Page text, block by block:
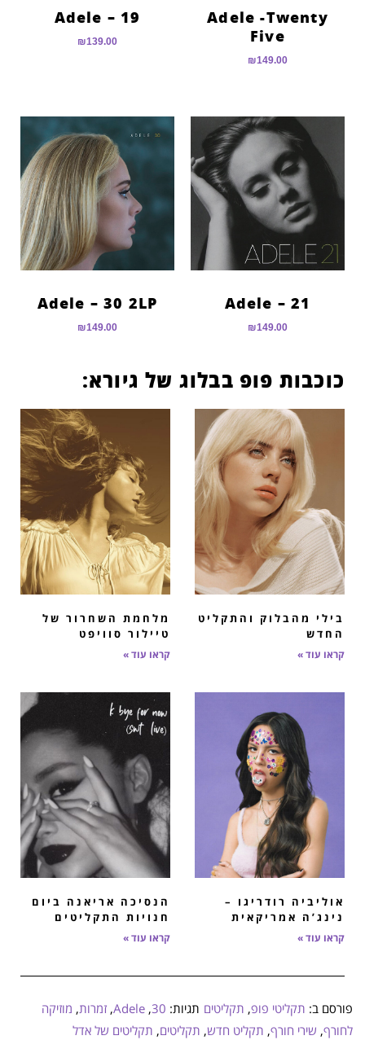
Adele -Twenty
Five
₪149.00
Adele – 19
₪139.00
Adele – 21
₪149.00
Adele – 30 2LP
₪149.00
כוכבות פופ בבלוג של גיורא:
בילי מהבלוק והתקליט
החדש
קראו עוד »
מלחמת השחרור של
טיילור סוויפט
קראו עוד »
אוליביה רודריגו –
נינג’ה אמריקאית
קראו עוד »
הנסיכה אריאנה ביום
חנויות התקליטים
קראו עוד »
פורסם ב: תקליטי פופ, תקליטים תגיות: 30
,
Adele
, זמרות, מוזיקה
לחורף, שירי חורף, תקליט חדש, תקליטים, תקליטים של אדל